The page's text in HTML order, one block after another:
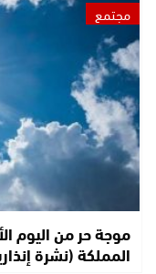
مجتمع
موجة حر من اليوم
المملكة (نشرة